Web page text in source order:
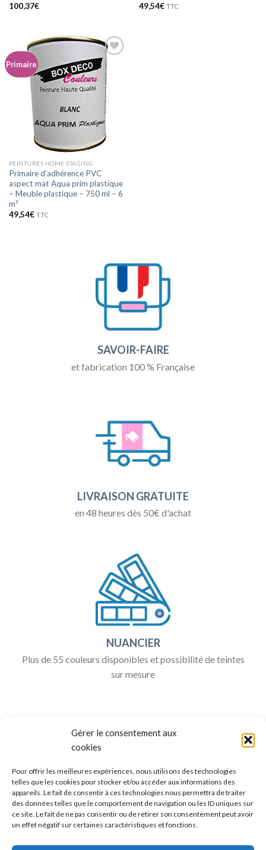
Gérer le consentement aux
cookies
Pour offrir les meilleures expériences, nous utilisons des technologies
telles que les cookies pour stocker et/ou accéder aux informations des
appareils. Le fait de consentir à ces technologies nous permettra de traiter
des données telles que le comportement de navigation ou les ID uniques sur
ce site. Le fait de ne pas consentir ou de retirer son consentement peut avoir
un effet négatif sur certaines caractéristiques et fonctions.
100,37€
49,54€ TTC
Primaire
Ajouter
wishlist
PEINTURES HOME STAGING
Primaire d’adhérence PVC
aspect mat Aqua prim plastique
– Meuble plastique – 750 ml – 6
m²
49,54€ TTC
SAVOIR-FAIRE
et fabrication 100 % Française
LIVRAISON GRATUITE
en 48 heures dès 50€ d'achat
NUANCIER
Plus de 55 couleurs disponibles et possibilité de teintes
sur mesure
ALLO BOX DÉCO
Une question ?